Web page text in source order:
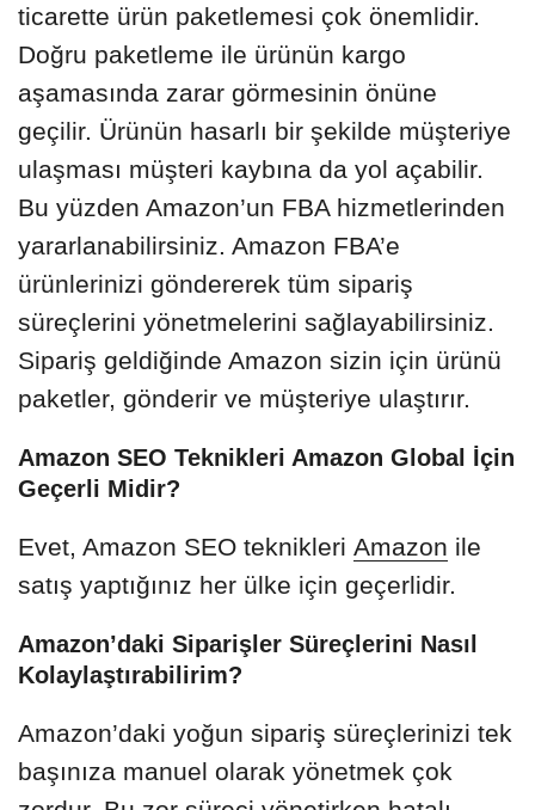
ticarette ürün paketlemesi çok önemlidir.
Doğru paketleme ile ürünün kargo
aşamasında zarar görmesinin önüne
geçilir. Ürünün hasarlı bir şekilde müşteriye
ulaşması müşteri kaybına da yol açabilir.
Bu yüzden Amazon’un FBA hizmetlerinden
yararlanabilirsiniz. Amazon FBA’e
ürünlerinizi göndererek tüm sipariş
süreçlerini yönetmelerini sağlayabilirsiniz.
Sipariş geldiğinde Amazon sizin için ürünü
paketler, gönderir ve müşteriye ulaştırır.
Amazon SEO Teknikleri Amazon Global İçin
Geçerli Midir?
Evet, Amazon SEO teknikleri Amazon ile
satış yaptığınız her ülke için geçerlidir.
Amazon’daki Siparişler Süreçlerini Nasıl
Kolaylaştırabilirim?
Amazon’daki yoğun sipariş süreçlerinizi tek
başınıza manuel olarak yönetmek çok